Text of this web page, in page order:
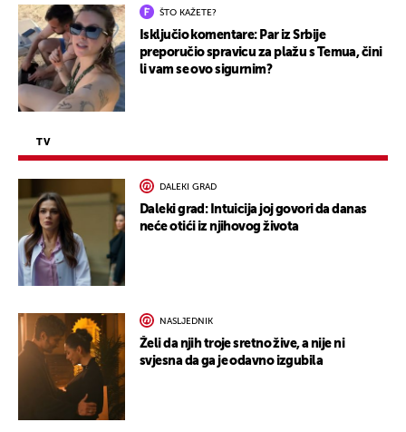
ŠTO KAŽETE?
Isključio komentare: Par iz Srbije
preporučio spravicu za plažu s Temua, čini
li vam se ovo sigurnim?
TV
DALEKI GRAD
Daleki grad: Intuicija joj govori da danas
neće otići iz njihovog života
NASLJEDNIK
Želi da njih troje sretno žive, a nije ni
svjesna da ga je odavno izgubila